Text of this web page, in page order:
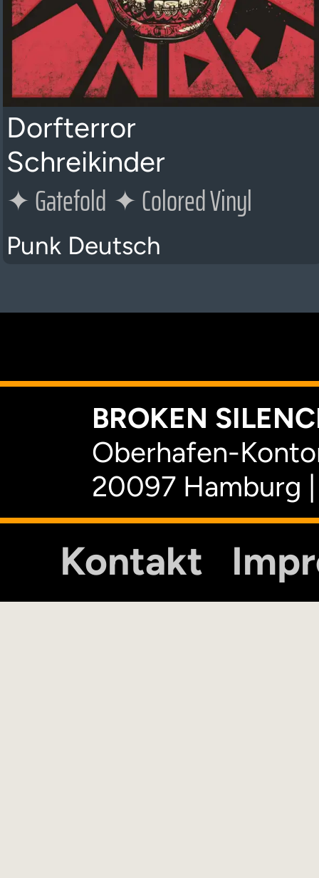
Dorfterror
Schreikinder
✦Gatefold ✦Colored Vinyl
Punk Deutsch
BROKEN
Oberhafen-
20097 Hamburg
Kontakt